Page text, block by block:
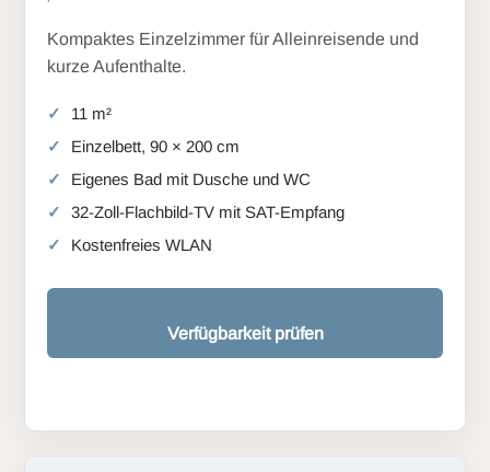
Kompaktes Einzelzimmer für Alleinreisende und
kurze Aufenthalte.
11 m²
Einzelbett, 90 × 200 cm
Eigenes Bad mit Dusche und WC
32-Zoll-Flachbild-TV mit SAT-Empfang
Kostenfreies WLAN
Verfügbarkeit prüfen